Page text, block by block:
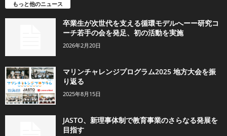
もっと他のニュース
卒業生が次世代を支える循環モデルへーー研究コ
ーチ若手の会を発足、初の活動を実施
2026年2月20日
マリンチャレンジプログラム2025 地方大会を振
り返る
2025年8月15日
JASTO、新理事体制で教育事業のさらなる発展を
目指す